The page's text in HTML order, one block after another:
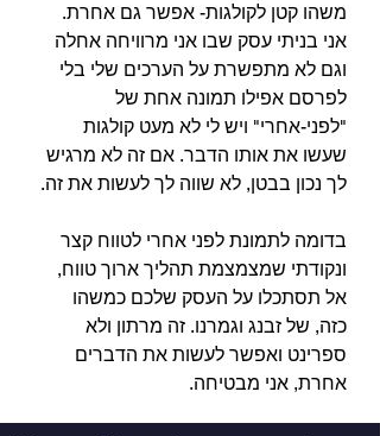
משהו קטן לקולגות- אפשר גם אחרת.
אני בניתי עסק שבו אני מרוויחה אחלה
וגם לא מתפשרת על הערכים שלי בלי
לפרסם אפילו תמונה אחת של
"לפני-אחרי" ויש לי לא מעט קולגות
שעשו את אותו הדבר. אם זה לא מרגיש
לך נכון בבטן, לא שווה לך לעשות את זה.⁣
בדומה לתמונת לפני אחרי לטווח קצר
ונקודתי שמצמצמת תהליך ארוך טווח,
אל תסתכלו על העסק שלכם כמשהו
כזה, של זבנג וגמרנו. זה מרתון ולא
ספרינט ואפשר לעשות את הדברים
אחרת, אני מבטיחה.